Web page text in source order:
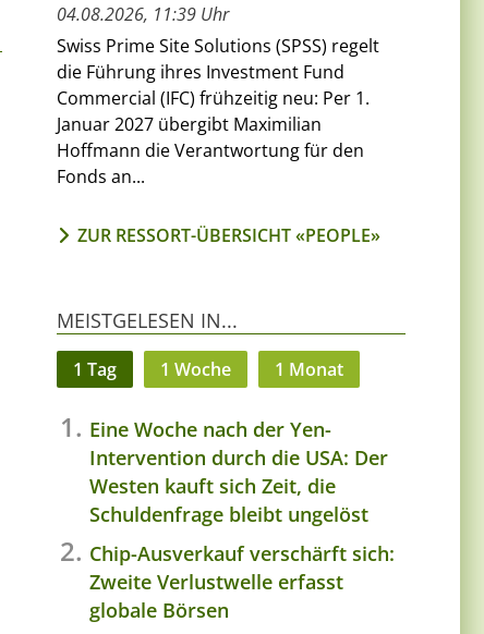
04.08.2026, 11:39 Uhr
Swiss Prime Site Solutions (SPSS) regelt
die Führung ihres Investment Fund
Commercial (IFC) frühzeitig neu: Per 1.
Januar 2027 übergibt Maximilian
Hoffmann die Verantwortung für den
Fonds an...
ZUR RESSORT-ÜBERSICHT «PEOPLE»
MEISTGELESEN IN...
1 Tag 1 Woche 1 Monat
Eine Woche nach der Yen-
Intervention durch die USA: Der
Westen kauft sich Zeit, die
Schuldenfrage bleibt ungelöst
Chip-Ausverkauf verschärft sich:
Zweite Verlustwelle erfasst
globale Börsen